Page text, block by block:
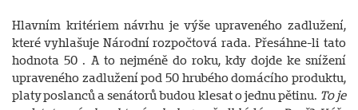
Hlavním kritériem návrhu je výše upraveného zadlužení,
které vyhlašuje Národní rozpočtová rada. Přesáhne-li tato
hodnota 50 . A to nejméně do roku, kdy dojde ke snížení
upraveného zadlužení pod 50 hrubého domácího produktu,
platy poslanců a senátorů budou klesat o jednu pětinu. To je